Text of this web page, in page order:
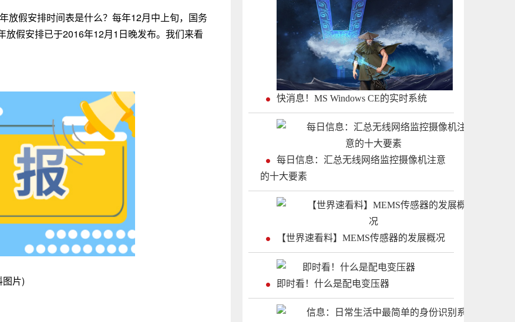
放假安排时间表是什么？每年12月中上旬，国务
假安排已于2016年12月1日晚发布。我们来看
图片)
快消息！MS Windows CE的实时系统
每日信息：汇总无线网络监控摄像机注意
的十大要素
【世界速看料】MEMS传感器的发展概况
即时看！什么是配电变压器